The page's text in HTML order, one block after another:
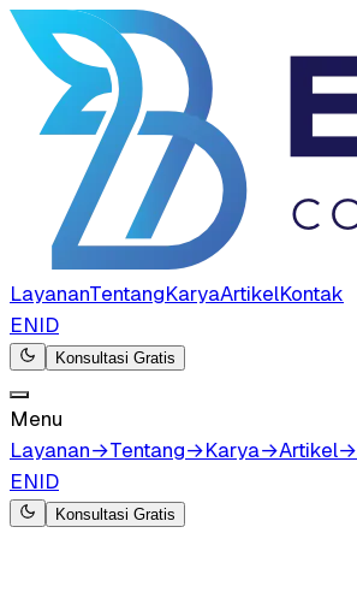
LayananTentangKaryaArtikelKontak
ENID
Konsultasi Gratis
Menu
Layanan→Tentang→Karya→Artikel→
ENID
Konsultasi Gratis